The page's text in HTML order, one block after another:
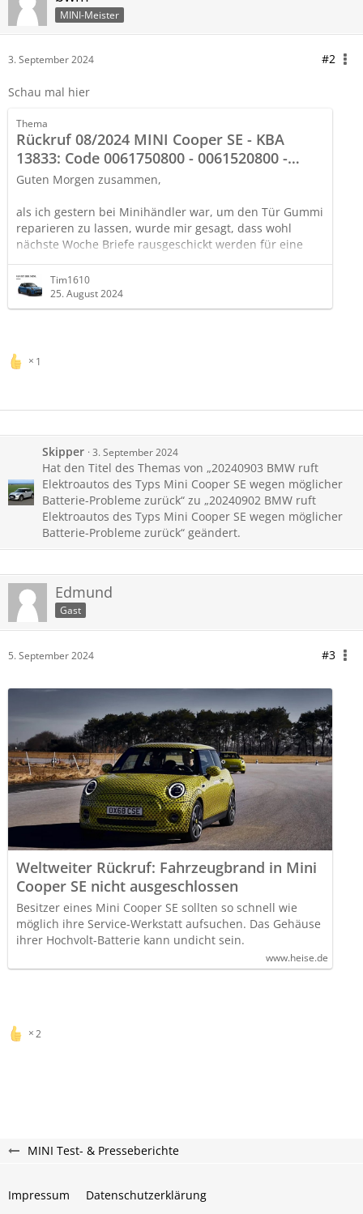
MINI-Meister
3. September 2024 #2
Schau mal hier
Thema
Rückruf 08/2024 MINI Cooper SE - KBA
13833: Code 0061750800 - 0061520800 -
0061530800 Technische Aktion
Guten Morgen zusammen,
als ich gestern bei Minihändler war, um den Tür Gummi
reparieren zu lassen, wurde mir gesagt, dass wohl
nächste Woche Briefe rausgeschickt werden für eine
neue technische Aktion.
Habt ihr da drüber schon irgendwas erfahren. Auf der
Mini Homepage konnte ich nach Eingabe der FIN sehen,
Gruß Tim
Tim1610
25. August 2024
1
Skipper 3. September 2024
Hat den Titel des Themas von „20240903 BMW ruft
Elektroautos des Typs Mini Cooper SE wegen möglicher
Batterie-Probleme zurück“ zu „20240902 BMW ruft
Elektroautos des Typs Mini Cooper SE wegen möglicher
Batterie-Probleme zurück“ geändert.
Edmund
Gast
5. September 2024 #3
Weltweiter Rückruf: Fahrzeugbrand in Mini
Cooper SE nicht ausgeschlossen
Besitzer eines Mini Cooper SE sollten so schnell wie
möglich ihre Service-Werkstatt aufsuchen. Das Gehäuse
ihrer Hochvolt-Batterie kann undicht sein.
www.heise.de
2
MINI Test- & Presseberichte
Impressum
Datenschutzerklärung